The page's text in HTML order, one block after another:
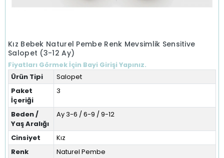
Kız Bebek Naturel Pembe Renk Mevsimlik Sensitive
Salopet (3-12 Ay)
Fiyatları Görmek İçin Bayi Girişi Yapınız.
Ürün Tipi
Salopet
Paket
İçeriği
3
Beden /
Yaş Aralığı
Ay 3-6 / 6-9 / 9-12
Cinsiyet
Kız
Renk
Naturel Pembe